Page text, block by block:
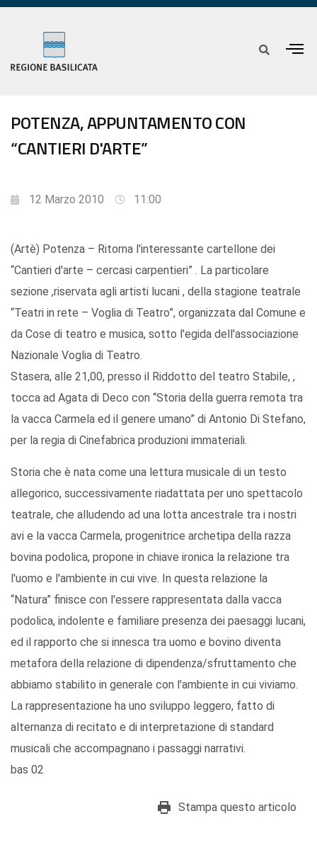
POTENZA, APPUNTAMENTO CON
“CANTIERI D'ARTE”
12 Marzo 2010 11:00
(Artè) Potenza – Ritorna l'interessante cartellone dei
“Cantieri d'arte – cercasi carpentieri” . La particolare
sezione ,riservata agli artisti lucani , della stagione teatrale
“Teatri in rete – Voglia di Teatro”, organizzata dal Comune e
da Cose di teatro e musica, sotto l'egida dell'associazione
Nazionale Voglia di Teatro.
Stasera, alle 21,00, presso il Riddotto del teatro Stabile, ,
tocca ad Agata di Deco con “Storia della guerra remota tra
la vacca Carmela ed il genere umano” di Antonio Di Stefano,
per la regia di Cinefabrica produzioni immateriali.
Storia che è nata come una lettura musicale di un testo
allegorico, successivamente riadattata per uno spettacolo
teatrale, che alludendo ad una lotta ancestrale tra i nostri
avi e la vacca Carmela, progenitrice archetipa della razza
bovina podolica, propone in chiave ironica la relazione tra
l'uomo e l'ambiente in cui vive. In questa relazione la
“Natura” finisce con l'essere rappresentata dalla vacca
podolica, indolente e familiare presenza dei paesaggi lucani,
ed il rapporto che si innesca tra uomo e bovino diventa
metafora della relazione di dipendenza/sfruttamento che
abbiamo stabilito in generale con l'ambiente in cui viviamo.
La rappresentazione ha uno sviluppo leggero, fatto di
alternanza di recitato e di interpretazione di standard
musicali che accompagnano i passaggi narrativi.
bas 02
Stampa questo articolo